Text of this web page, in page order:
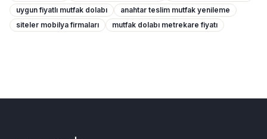
uygun fiyatlı mutfak dolabı
anahtar teslim mutfak yenileme
siteler mobilya firmaları
mutfak dolabı metrekare fiyatı